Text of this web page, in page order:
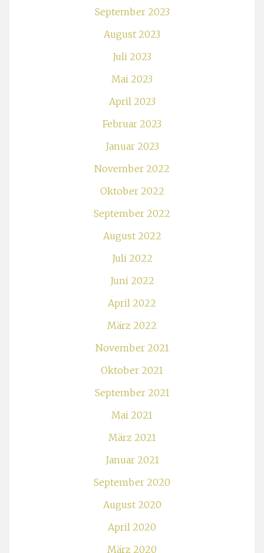
September 2023
August 2023
Juli 2023
Mai 2023
April 2023
Februar 2023
Januar 2023
November 2022
Oktober 2022
September 2022
August 2022
Juli 2022
Juni 2022
April 2022
März 2022
November 2021
Oktober 2021
September 2021
Mai 2021
März 2021
Januar 2021
September 2020
August 2020
April 2020
März 2020